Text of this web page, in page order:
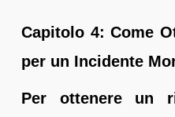
Capitolo 4: Come
per un Incidente
Per ottenere un